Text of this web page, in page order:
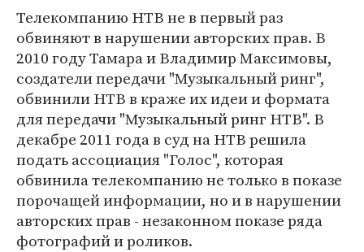
Телекомпанию НТВ не в первый раз
обвиняют в нарушении авторских прав. В
2010 году Тамара и Владимир Максимовы,
создатели передачи "Музыкальный ринг",
обвинили НТВ в краже их идеи и формата
для передачи "Музыкальный ринг НТВ". В
декабре 2011 года в суд на НТВ решила
подать ассоциация "Голос", которая
обвинила телекомпанию не только в показе
порочащей информации, но и в нарушении
авторских прав - незаконном показе ряда
фотографий и роликов.